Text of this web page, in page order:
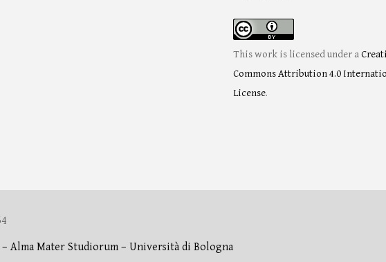
This work is licensed under a
Commons Attribution 4.0
License.
Alma Mater Studiorum – Università di Bologna